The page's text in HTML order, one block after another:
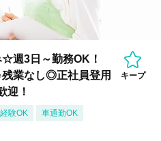
週3日～勤務OK！
業なし◎正社員登用
迎！
キープ
験OK 車通勤OK